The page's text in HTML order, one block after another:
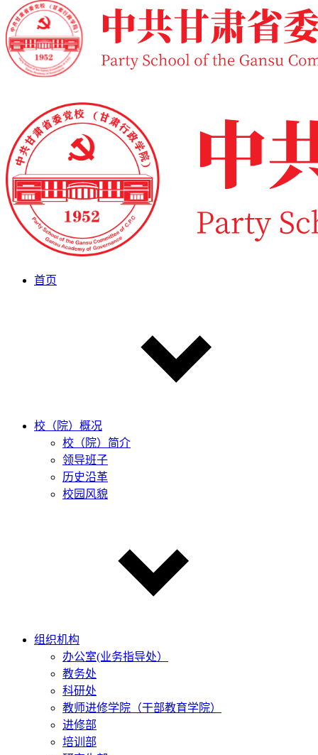
首页
校（院）概况
校（院）简介
领导班子
历史沿革
校园风貌
组织机构
办公室(业务指导处）
教务处
科研处
教师进修学院（干部教育学院）
进修部
培训部